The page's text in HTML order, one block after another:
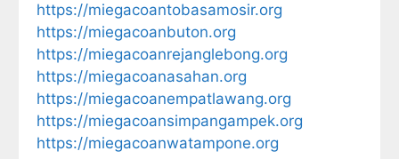
https://miegacoantobasamosir.org
https://miegacoanbuton.org
https://miegacoanrejanglebong.org
https://miegacoanasahan.org
https://miegacoanempatlawang.org
https://miegacoansimpangampek.org
https://miegacoanwatampone.org